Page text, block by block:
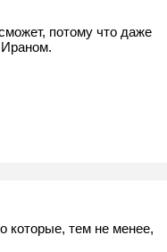
потому что даже
которые, тем не менее,